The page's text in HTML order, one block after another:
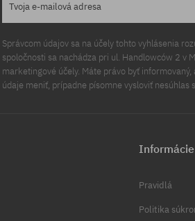
Tvoja e-mailová adresa
Správcom údajov sa na účely tohto vyhlásenia
spoločnosti sa nachádza pri ul. Handlowców 2 v
marketingové účely. Máte právo byť
údaje meniť, prípadne písomne vysloviť nesúhlas
Informácie
Pravidlá
Politika